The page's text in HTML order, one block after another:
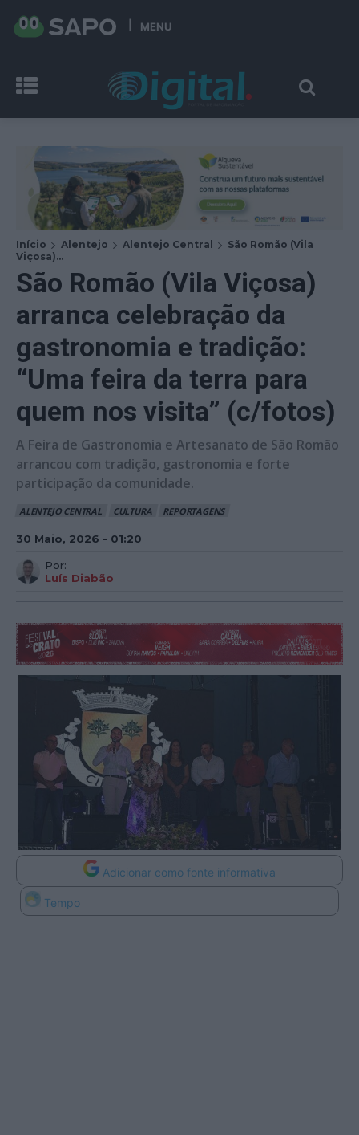
MENU
Início Alentejo Alentejo Central
São Romão (Vila
Viçosa)...
São Romão (Vila Viçosa)
arranca celebração da
gastronomia e tradição:
“Uma feira da terra para
quem nos visita” (c/fotos)
A Feira de Gastronomia e Artesanato de São Romão
arrancou com tradição, gastronomia e forte
participação da comunidade.
ALENTEJO CENTRAL CULTURA REPORTAGENS
30 Maio, 2026 - 01:20
Por:
Luís Diabão
Adicionar como fonte informativa
Tempo